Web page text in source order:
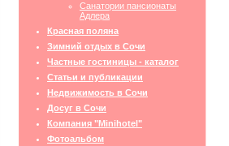
Санатории пансионаты
Адлера
Красная поляна
Зимний отдых в Сочи
Частные гостиницы - каталог
Статьи и публикации
Недвижимость в Сочи
Досуг в Сочи
Компания "Minihotel"
Фотоальбом